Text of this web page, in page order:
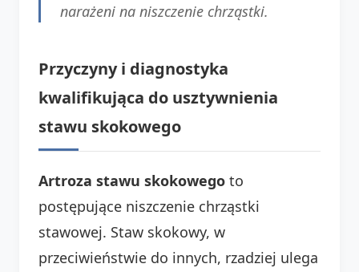
narażeni na niszczenie chrząstki.
Przyczyny i diagnostyka
kwalifikująca do usztywnienia
stawu skokowego
Artroza stawu skokowego to
postępujące niszczenie chrząstki
stawowej. Staw skokowy, w
przeciwieństwie do innych, rzadziej ulega